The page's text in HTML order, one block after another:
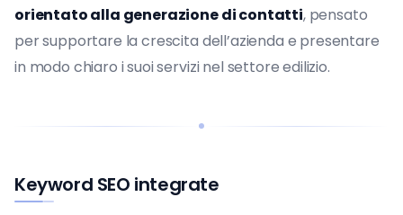
orientato alla generazione di contatti, pensato
per supportare la crescita dell’azienda e presentare
in modo chiaro i suoi servizi nel settore edilizio.
Keyword SEO integrate